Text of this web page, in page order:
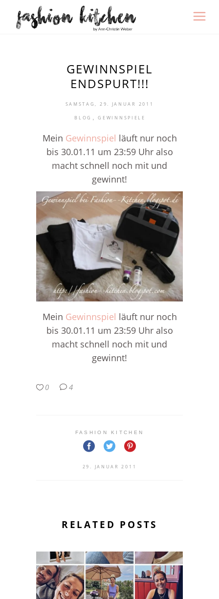
GEWINNSPIEL
ENDSPURT!!!
SAMSTAG, 29. JANUAR 2011
BLOG , GEWINNSPIELE
Mein Gewinnspiel läuft nur noch
bis 30.01.11 um 23:59 Uhr also
macht schnell noch mit und
gewinnt!
Mein Gewinnspiel läuft nur noch
bis 30.01.11 um 23:59 Uhr also
macht schnell noch mit und
gewinnt!
0 4
FASHION KITCHEN
29. JANUAR 2011
RELATED POSTS